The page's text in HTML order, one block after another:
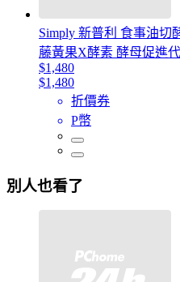
Simply 新普利 食事油切
藤黃果X酵素 酵母促進
$1,480
$1,480
折價券
P幣
別人也看了